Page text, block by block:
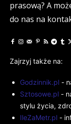
prasową? A
do nas na
Zajrzyj także na:
Godzinnik.pl -
Sztosowe.pl -
stylu życia,
IleZaMetr.pl -